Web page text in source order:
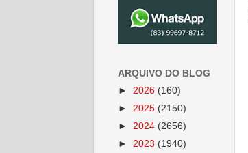
ARQUIVO DO BLOG
► 2026 (160)
► 2025 (2150)
► 2024 (2656)
► 2023 (1940)